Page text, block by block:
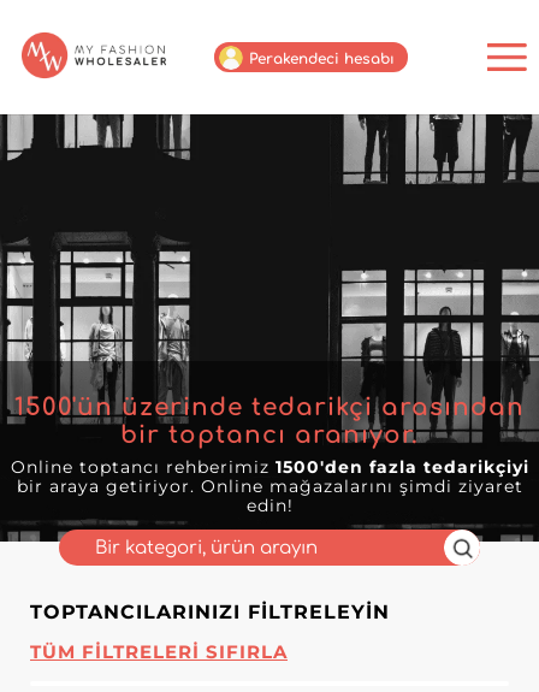
Perakendeci hesabı
1500'ün üzerinde tedarikçi arasından
bir toptancı aranıyor.
Online toptancı rehberimiz 1500'den fazla tedarikçiyi
bir araya getiriyor. Online mağazalarını şimdi ziyaret
edin!
TOPTANCILARINIZI FILTRELEYIN
TÜM FILTRELERI SIFIRLA